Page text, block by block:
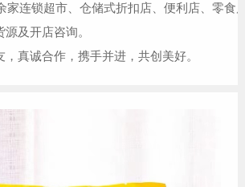
家连锁超市、仓储式折扣店、便利店、零食
及开店咨询。
真诚合作，携手并进，共创美好。